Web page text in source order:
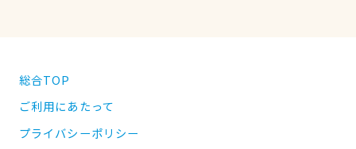
総合TOP
ご利用にあたって
プライバシーポリシー